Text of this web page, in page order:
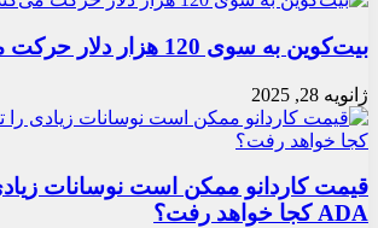
بیت‌کوین به سوی 120 هزار دلار حرکت می‌کند
ژانویه 28, 2025
قیمت کاردانو ممکن است نوسانات
ADA کجا خواهد رفت؟